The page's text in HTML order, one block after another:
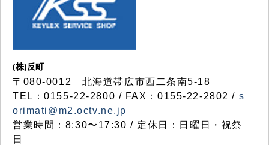
(株)反町
〒080-0012 北海道帯広市西二条南5-18
TEL：0155-22-2800 / FAX：0155-22-2802 / s
orimati@m2.octv.ne.jp
営業時間：8:30〜17:30 / 定休日：日曜日・祝祭
日